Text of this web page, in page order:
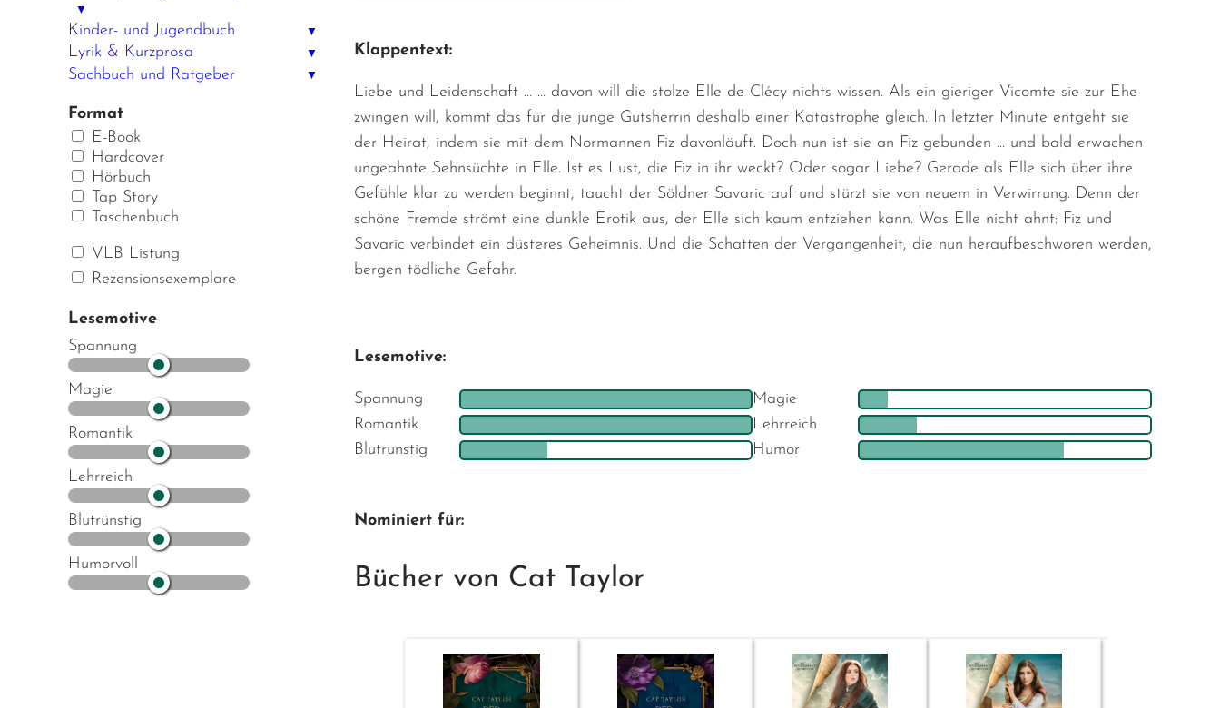
▼
Kinder- und Jugendbuch ▼
Lyrik & Kurzprosa ▼
Sachbuch und Ratgeber ▼
Format
E-Book
Hardcover
Hörbuch
Tap Story
Taschenbuch
VLB Listung
Rezensionsexemplare
Lesemotive
Spannung
Magie
Romantik
Lehrreich
Blutrünstig
Humorvoll
Klappentext:
Liebe und Leidenschaft … … davon will die stolze Elle de Clécy nichts wissen. Als ein gieriger Vicomte sie zur Ehe
zwingen will, kommt das für die junge Gutsherrin deshalb einer Katastrophe gleich. In letzter Minute entgeht sie
der Heirat, indem sie mit dem Normannen Fiz davonläuft. Doch nun ist sie an Fiz gebunden … und bald erwachen
ungeahnte Sehnsüchte in Elle. Ist es Lust, die Fiz in ihr weckt? Oder sogar Liebe? Gerade als Elle sich über ihre
Gefühle klar zu werden beginnt, taucht der Söldner Savaric auf und stürzt sie von neuem in Verwirrung. Denn der
schöne Fremde strömt eine dunkle Erotik aus, der Elle sich kaum entziehen kann. Was Elle nicht ahnt: Fiz und
Savaric verbindet ein düsteres Geheimnis. Und die Schatten der Vergangenheit, die nun heraufbeschworen werden,
bergen tödliche Gefahr.
Lesemotive:
Spannung
Magie
Romantik
Lehrreich
Blutrunstig
Humor
Nominiert für:
Bücher von Cat Taylor